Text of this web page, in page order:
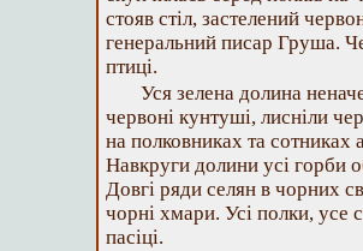
стояв стіл, застелений
генеральний писар Груша.
птиці.
Уся зелена долина
червоні кунтуші, лисніли
на полковниках та сотниках
Навкруги долини усі горби
Довгі ряди селян в чорних
чорні хмари. Усі полки, усе
пасіці.